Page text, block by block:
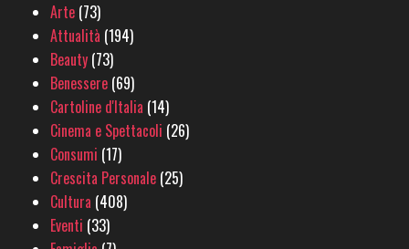
Arte (73)
Attualità (194)
Beauty (73)
Benessere (69)
Cartoline d'Italia (14)
Cinema e Spettacoli (26)
Consumi (17)
Crescita Personale (25)
Cultura (408)
Eventi (33)